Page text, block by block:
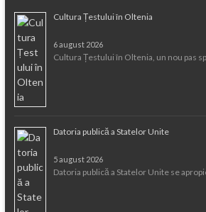
Cultura Țestului în Oltenia
6 august 2026
Cultura Țestului în Oltenia, un nou pas
Datoria publică a Statelor Unite
5 august 2026
Datoria publică a Statelor Unite se